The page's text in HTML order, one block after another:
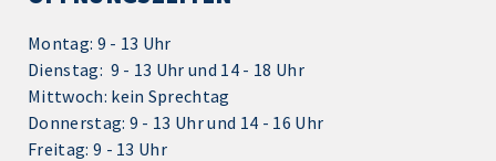
Montag: 9 - 13 Uhr
Dienstag: 9 - 13 Uhr und 14 - 18 Uhr
Mittwoch: kein Sprechtag
Donnerstag: 9 - 13 Uhr und 14 - 16 Uhr
Freitag: 9 - 13 Uhr